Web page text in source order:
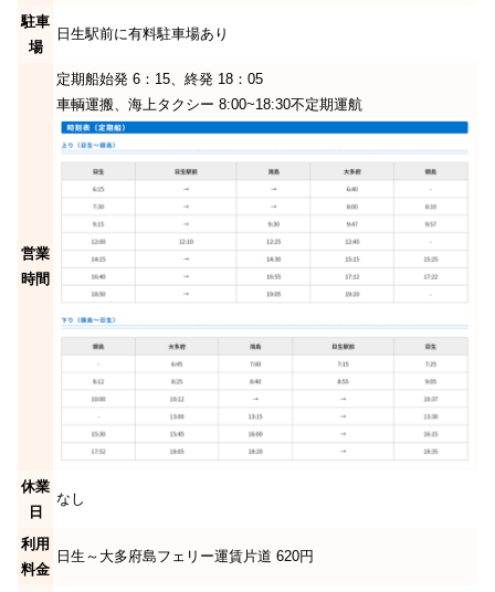
駐車
場
日生駅前に有料駐車場あり
営業
時間
定期船始発 6：15、終発 18：05
車輌運搬、海上タクシー 8:00~18:30不定期運航
休業
日
なし
利用
料金
日生～大多府島フェリー運賃片道 620円